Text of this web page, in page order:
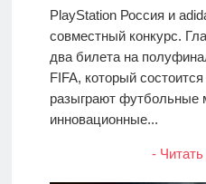
PlayStation Россия и
совместный конкурс.
два билета на
FIFA, который
разыграют футбольные
инновационные...
-